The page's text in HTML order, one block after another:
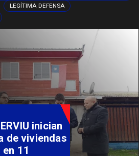
LEGÍTIMA DEFENSA
apoyo a
para